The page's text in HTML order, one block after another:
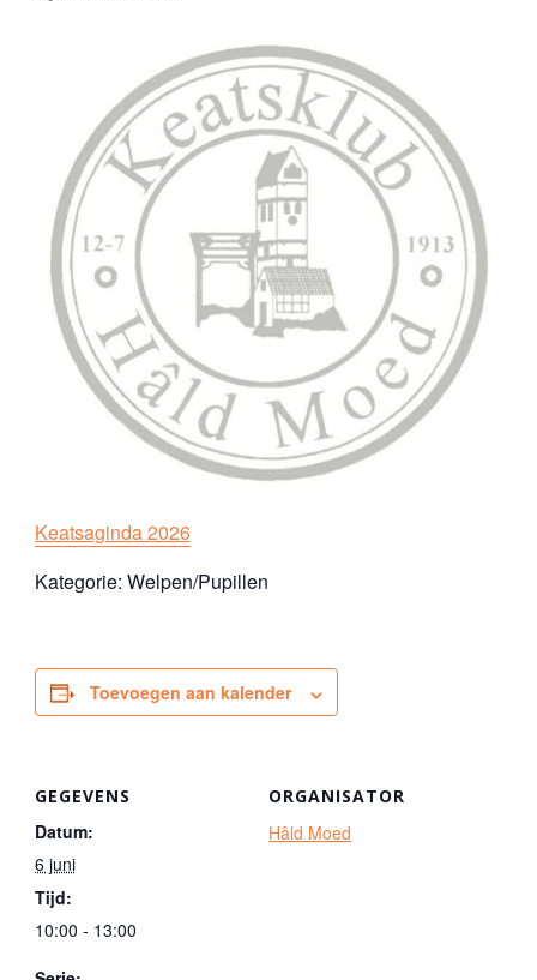
Keatsaginda 2026
Kategorie: Welpen/Pupillen
Toevoegen aan kalender
GEGEVENS
Datum:
6 juni
Tijd:
10:00 - 13:00
ORGANISATOR
Hâld Moed